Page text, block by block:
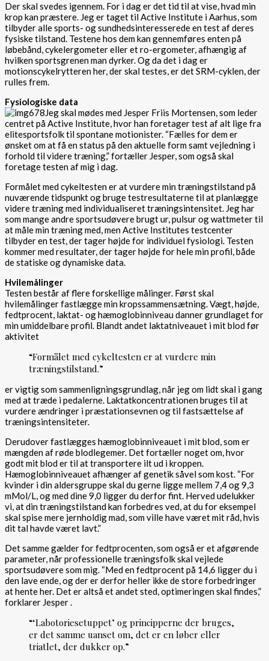
Der skal svedes igennem. For i dag er det tid til at vise, hvad min
krop kan præstere. Jeg er taget til Active Institute i Aarhus, som
tilbyder alle sports- og sundhedsinteresserede en test af deres
fysiske tilstand. Testene hos dem kan gennemføres enten på
løbebånd, cykelergometer eller et ro-ergometer, afhængig af
hvilken sportsgrenen man dyrker. Og da det i dag er
motionscykelrytteren her, der skal testes, er det SRM-cyklen, der
rulles frem.
Fysiologiske data
Jeg skal mødes med Jesper Friis Mortensen, som leder
centret på Active Institute, hvor han foretager test af alt lige fra
elitesportsfolk til spontane motionister. “Fælles for dem er
ønsket om at få en status på den aktuelle form samt vejledning i
forhold til videre træning,” fortæller Jesper, som også skal
foretage testen af mig i dag.
Formålet med cykeltesten er at vurdere min træningstilstand på
nuværende tidspunkt og bruge testresultaterne til at planlægge
videre træning med individualiseret træningsintensitet. Jeg har
som mange andre sportsudøvere brugt ur, pulsur og wattmeter til
at måle min træning med, men Active Institutes testcenter
tilbyder en test, der tager højde for individuel fysiologi. Testen
kommer med resultater, der tager højde for hele min profil, både
de statiske og dynamiske data.
Hvilemålinger
Testen består af flere forskellige målinger. Først skal
hvilemålinger fastlægge min kropssammensætning. Vægt, højde,
fedtprocent, laktat- og hæmoglobinniveau danner grundlaget for
min umiddelbare profil. Blandt andet laktatniveauet i mit blod før
aktivitet
“Formålet med cykeltesten er at vurdere min
træningstilstand.”
er vigtig som sammenligningsgrundlag, når jeg om lidt skal i gang
med at træde i pedalerne. Laktatkoncentrationen bruges til at
vurdere ændringer i præstationsevnen og til fastsættelse af
træningsintensiteter.
Derudover fastlægges hæmoglobinniveauet i mit blod, som er
mængden af røde blodlegemer. Det fortæller noget om, hvor
godt mit blod er til at transportere ilt ud i kroppen.
Hæmoglobinniveauet afhænger af genetik såvel som kost. “For
kvinder i din aldersgruppe skal du gerne ligge mellem 7,4 og 9,3
mMol/L, og med dine 9,0 ligger du derfor fint. Herved udelukker
vi, at din træningstilstand kan forbedres ved, at du for eksempel
skal spise mere jernholdig mad, som ville have været mit råd, hvis
dit tal havde været lavt.”
Det samme gælder for fedtprocenten, som også er et afgørende
parameter, når professionelle træningsfolk skal vejlede
sportsudøvere som mig. “Med en fedtprocent på 14,6 ligger du i
den lave ende, og der er derfor heller ikke de store forbedringer
at hente her. Det er altså et andet sted, optimeringen skal findes,”
forklarer Jesper .
“‘Labotoriesetuppet’ og principperne der bruges,
er det samme uanset om, det er en løber eller
triatlet, der dukker op.”